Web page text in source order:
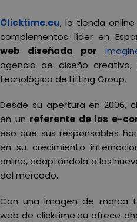
Clicktime.eu, la tienda
complementos líder en
web diseñada por
agencia de diseño creativo,
tecnológico de Lifting Group.
Desde su apertura en 2006,
en un referente de los e-
eso que sus responsables
en su crecimiento
online, adaptándola a las
del mercado.
Con una imagen de marca
web de clicktime.eu ofrece